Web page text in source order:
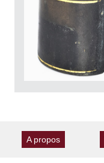
A propos